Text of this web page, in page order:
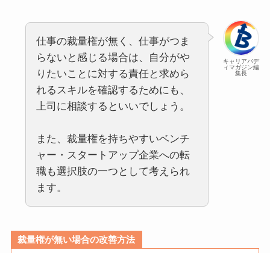
キャリアバデ
ィマガジン編
集長
仕事の裁量権が無く、仕事がつま
らないと感じる場合は、自分がや
りたいことに対する責任と求めら
れるスキルを確認するためにも、
上司に相談するといいでしょう。
また、裁量権を持ちやすいベンチ
ャー・スタートアップ企業への転
職も選択肢の一つとして考えられ
ます。
裁量権が無い場合の改善方法